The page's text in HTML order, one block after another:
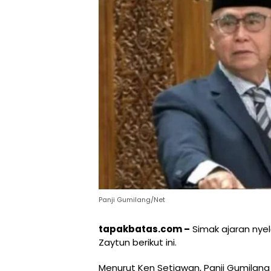
Panji Gumilang/Net
tapakbatas.com – Simak ajaran
Zaytun berikut ini.
Menurut Ken Setiawan, Panji